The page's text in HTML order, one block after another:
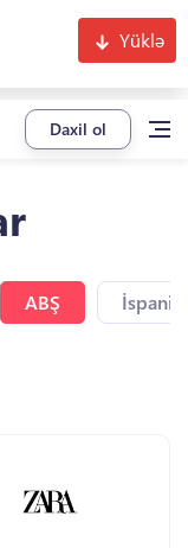
Yüklə
Daxil ol
ABŞ